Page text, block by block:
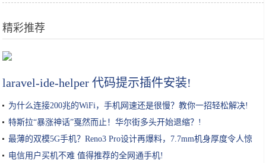
精彩推荐
laravel-ide-helper 代码提示插件安装!
为什么连接200兆的WiFi，手机网速还是很慢？教你一招轻松解决!
特斯拉“暴涨神话”戛然而止！华尔街多头开始退缩？!
最薄的双模5G手机？Reno3 Pro设计再爆料，7.7mm机身厚度令人惊
喜!
电信用户买机不难 值得推荐的全网通手机!